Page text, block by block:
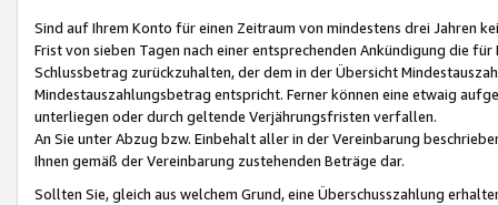
Sind auf Ihrem Konto für einen Zeitraum von mindestens drei Jahren
Frist von sieben Tagen nach einer entsprechenden Ankündigung die
Schlussbetrag zurückzuhalten, der dem in der Übersicht
Mindestauszahlungsbetrag entspricht. Ferner können eine etwaig
unterliegen oder durch geltende Verjährungsfristen verfallen.
An Sie unter Abzug bzw. Einbehalt aller in der Vereinbarung
Ihnen gemäß der Vereinbarung zustehenden Beträge dar.
Sollten Sie, gleich aus welchem Grund, eine Überschusszahlung